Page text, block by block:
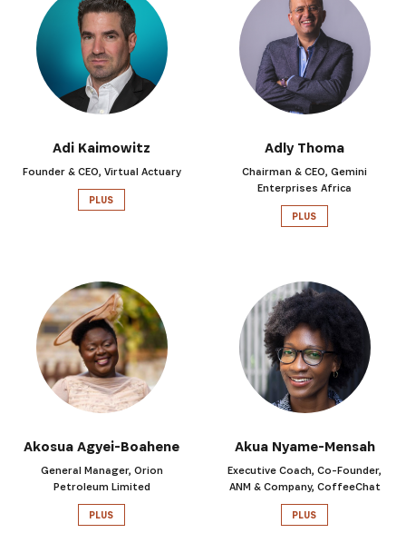
Adi Kaimowitz
Founder & CEO, Virtual Actuary
PLUS
Adly Thoma
Chairman & CEO, Gemini
Enterprises Africa
PLUS
Akosua Agyei-Boahene
General Manager, Orion
Petroleum Limited
PLUS
Akua Nyame-Mensah
Executive Coach, Co-Founder,
ANM & Company, CoffeeChat
PLUS